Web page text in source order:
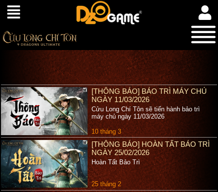
[THÔNG BÁO] BẢO TRÌ MÁY CHỦ
NGÀY 11/03/2026
Cửu Long Chí Tôn sẽ tiến hành bảo trì
máy chủ ngày 11/03/2026
10 tháng 3
[THÔNG BÁO] HOÀN TẤT BẢO TRÌ
NGÀY 25/02/2026
Hoàn Tất Bảo Trì
25 tháng 2